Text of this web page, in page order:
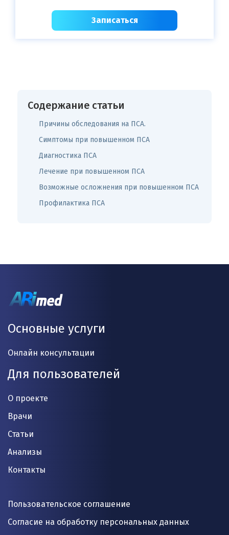
Записаться
Содержание статьи
Причины обследования на ПСА.
Симптомы при повышенном ПСА
Диагностика ПСА
Лечение при повышенном ПСА
Возможные осложнения при повышенном ПСА
Профилактика ПСА
Основные услуги
Онлайн консультации
Для пользователей
О проекте
Врачи
Статьи
Анализы
Контакты
Пользовательское соглашение
Согласие на обработку персональных данных